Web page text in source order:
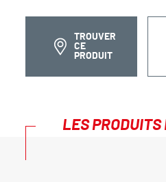
TROUVER
CE
PRODUIT
LES PRODUITS